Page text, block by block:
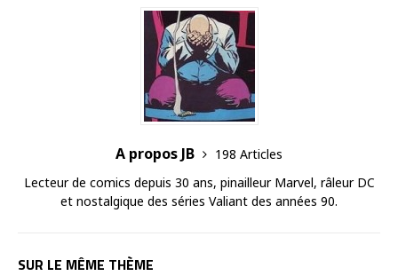
A propos JB
198 Articles
Lecteur de comics depuis 30 ans, pinailleur Marvel, râleur DC
et nostalgique des séries Valiant des années 90.
SUR LE MÊME THÈME